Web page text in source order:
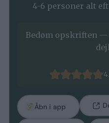
4-6 personer alt
Bedøm opskriften —
Åbn i app